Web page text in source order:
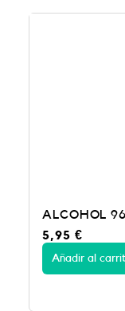
ALCOHOL
5,95 €
Añadir al